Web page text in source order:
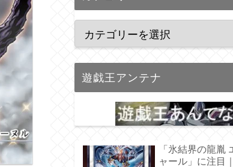
遊戯王アンテナ
「氷結界の龍胤
ャール」に注目